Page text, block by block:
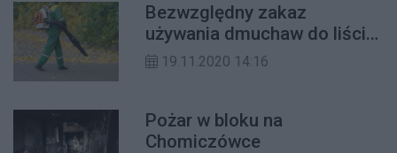
Bezwzględny zakaz
używania dmuchaw do liści
wszedł w życie.
19.11.2020 14:16
Pożar w bloku na
Chomiczówce